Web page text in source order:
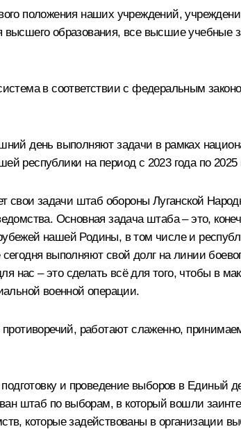
положения наших учреждений,
образования, все высшие
в соответствии с федеральным
день выполняют задачи в рамках
республики на период с 2023 года по 2025
свои задачи штаб обороны Луганской
Основная задача штаба – это,
нашей Родины, в том числе и
выполняют свой долг на линии
нас – это сделать всё для того, чтобы в
военной операции.
работают слаженно,
и проведение выборов в Единый
штаб по выборам, в который вошли
которые задействованы в организации